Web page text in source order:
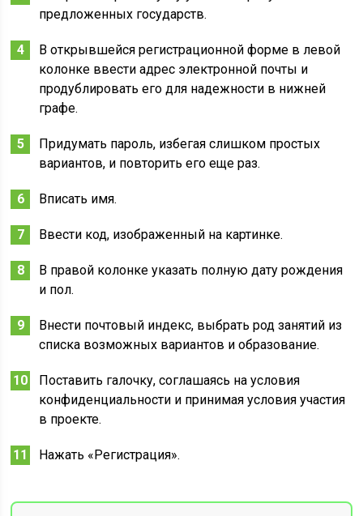
предложенных государств.
В открывшейся регистрационной форме в левой
колонке ввести адрес электронной почты и
продублировать его для надежности в нижней
графе.
Придумать пароль, избегая слишком простых
вариантов, и повторить его еще раз.
Вписать имя.
Ввести код, изображенный на картинке.
В правой колонке указать полную дату рождения
и пол.
Внести почтовый индекс, выбрать род занятий из
списка возможных вариантов и образование.
Поставить галочку, соглашаясь на условия
конфиденциальности и принимая условия участия
в проекте.
Нажать «Регистрация».